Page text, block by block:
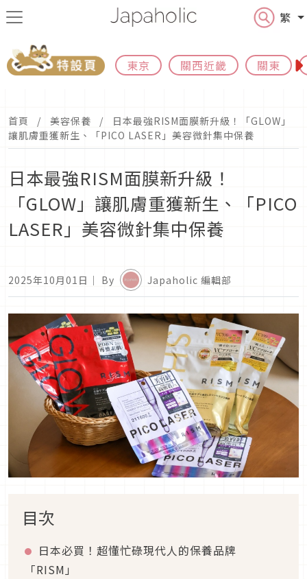
繁
東京 關西近畿 關東
首頁 美容保養
日本最強RISM面膜新升級！「GLOW」
讓肌膚重獲新生、「PICO LASER」美容微針集中保養
日本最強RISM面膜新升級！
「GLOW」讓肌膚重獲新生、「PICO
LASER」美容微針集中保養
2025年10月01日 ｜ By Japaholic 編輯部
目次
日本必買！超懂忙碌現代人的保養品牌
「RISM」